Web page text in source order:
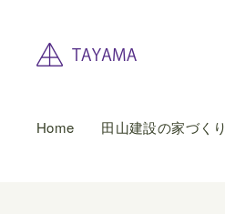
Home 田山建設の家づくり